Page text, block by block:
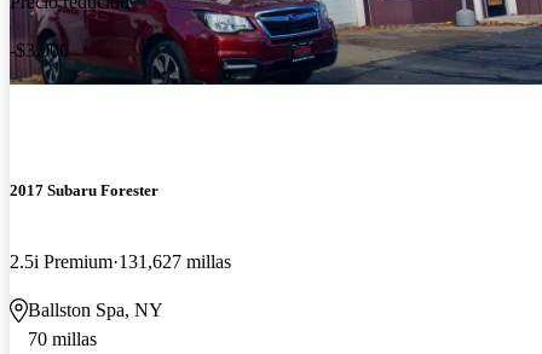
-$3,000
2017 Subaru Forester
2.5i Premium 131,627 millas
Ballston Spa, NY
70 millas